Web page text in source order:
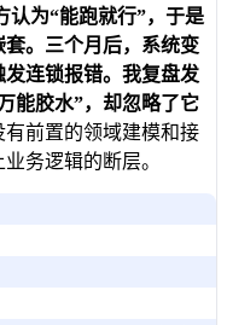
认为“能跑就行”，于是
。三个月后，系统变
连锁报错。我复盘发
能胶水”，却忽略了它
有前置的领域建模和接
务逻辑的断层。